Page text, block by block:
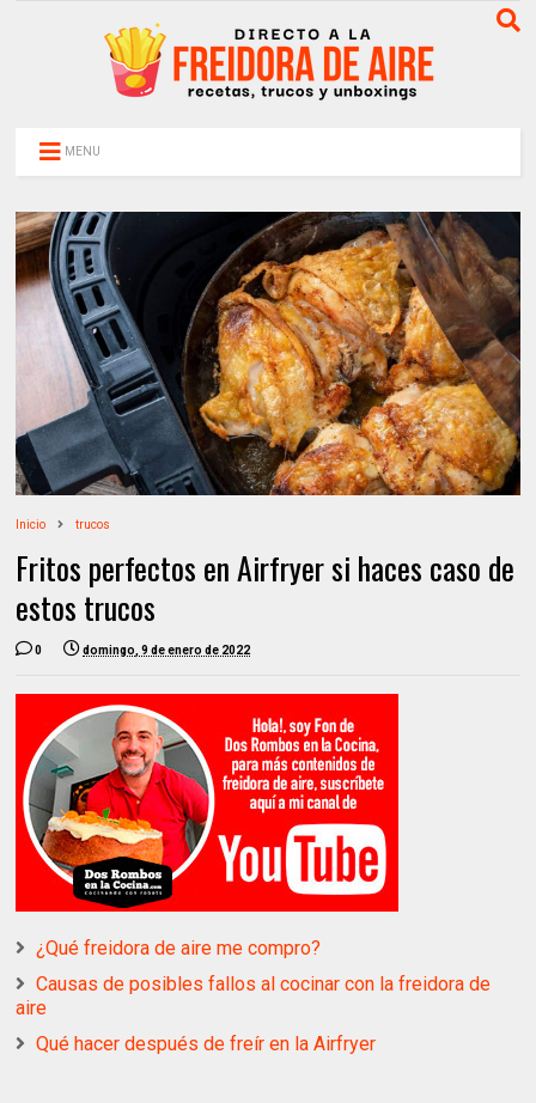
MENU
Inicio trucos
Fritos perfectos en Airfryer si haces caso de
estos trucos
0 domingo, 9 de enero de 2022
¿Qué freidora de aire me compro?
Causas de posibles fallos al cocinar con la freidora de
aire
Qué hacer después de freír en la Airfryer